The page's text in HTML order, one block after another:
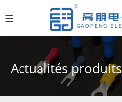
Actualités produits